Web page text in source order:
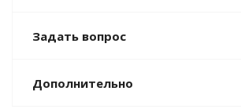
Задать вопрос
Дополнительно